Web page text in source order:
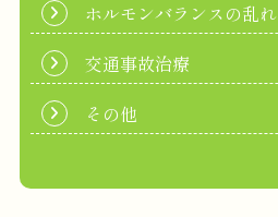
ホルモンバランスの乱れ
交通事故治療
その他